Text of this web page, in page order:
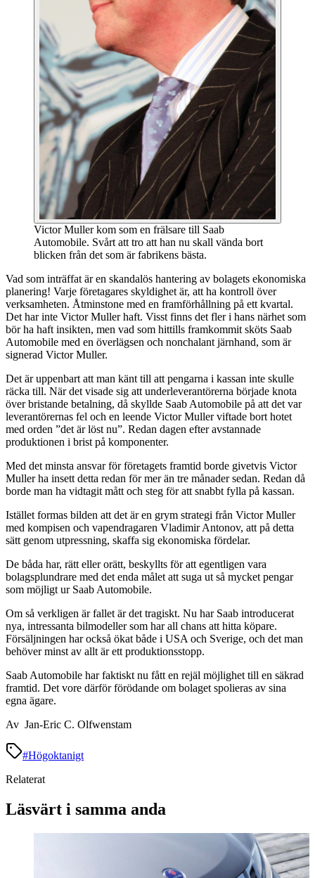
Victor Muller kom som en frälsare till Saab
Automobile. Svårt att tro att han nu skall vända bort
blicken från det som är fabrikens bästa.
Vad som inträffat är en skandalös hantering av bolagets ekonomiska
planering! Varje företagares skyldighet är, att ha kontroll över
verksamheten. Åtminstone med en framförhållning på ett kvartal.
Det har inte Victor Muller haft. Visst finns det fler i hans närhet som
bör ha haft insikten, men vad som hittills framkommit sköts Saab
Automobile med en överlägsen och nonchalant järnhand, som är
signerad Victor Muller.
Det är uppenbart att man känt till att pengarna i kassan inte skulle
räcka till. När det visade sig att underleverantörerna började knota
över bristande betalning, då skyllde Saab Automobile på att det var
leverantörernas fel och en leende Victor Muller viftade bort hotet
med orden ”det är löst nu”. Redan dagen efter avstannade
produktionen i brist på komponenter.
Med det minsta ansvar för företagets framtid borde givetvis Victor
Muller ha insett detta redan för mer än tre månader sedan. Redan då
borde man ha vidtagit mått och steg för att snabbt fylla på kassan.
Istället formas bilden att det är en grym strategi från Victor Muller
med kompisen och vapendragaren Vladimir Antonov, att på detta
sätt genom utpressning, skaffa sig ekonomiska fördelar.
De båda har, rätt eller orätt, beskyllts för att egentligen vara
bolagsplundrare med det enda målet att suga ut så mycket pengar
som möjligt ur Saab Automobile.
Om så verkligen är fallet är det tragiskt. Nu har Saab introducerat
nya, intressanta bilmodeller som har all chans att hitta köpare.
Försäljningen har också ökat både i USA och Sverige, och det man
behöver minst av allt är ett produktionsstopp.
Saab Automobile har faktiskt nu fått en rejäl möjlighet till en säkrad
framtid. Det vore därför förödande om bolaget spolieras av sina
egna ägare.
Av Jan-Eric C. Olfwenstam
#Högoktanigt
Relaterat
Läsvärt i samma anda